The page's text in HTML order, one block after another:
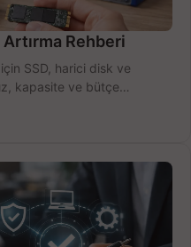
Rehberi
SSD, harici disk ve
kapasite ve bütçe